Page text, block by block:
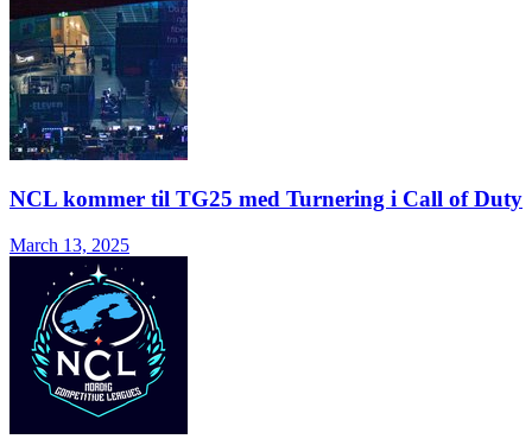
NCL kommer til TG25 med Turnering i Call of Duty
March 13, 2025